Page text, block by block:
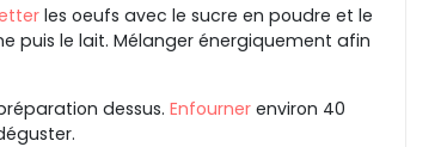
les oeufs avec le sucre en poudre et le
puis le lait. Mélanger énergiquement afin
dessus. Enfourner environ 40